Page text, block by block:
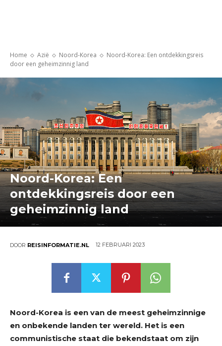
Home Azië Noord-Korea
Noord-Korea: Een ontdekkingsreis
door een geheimzinnig land
Noord-Korea: Een
ontdekkingsreis door een
geheimzinnig land
DOOR REISINFORMATIE.NL 12 FEBRUARI 2023
Noord-Korea is een van de meest geheimzinnige
en onbekende landen ter wereld. Het is een
communistische staat die bekendstaat om zijn